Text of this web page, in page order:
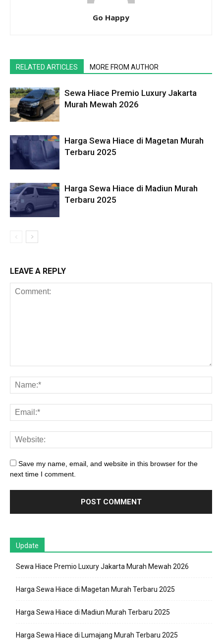
Go Happy
RELATED ARTICLES MORE FROM AUTHOR
Sewa Hiace Premio Luxury Jakarta
Murah Mewah 2026
Harga Sewa Hiace di Magetan Murah
Terbaru 2025
Harga Sewa Hiace di Madiun Murah
Terbaru 2025
LEAVE A REPLY
Save my name, email, and website in this browser for the
next time I comment.
Update
Sewa Hiace Premio Luxury Jakarta Murah Mewah 2026
Harga Sewa Hiace di Magetan Murah Terbaru 2025
Harga Sewa Hiace di Madiun Murah Terbaru 2025
Harga Sewa Hiace di Lumajang Murah Terbaru 2025